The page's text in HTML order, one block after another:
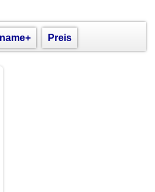
Preis